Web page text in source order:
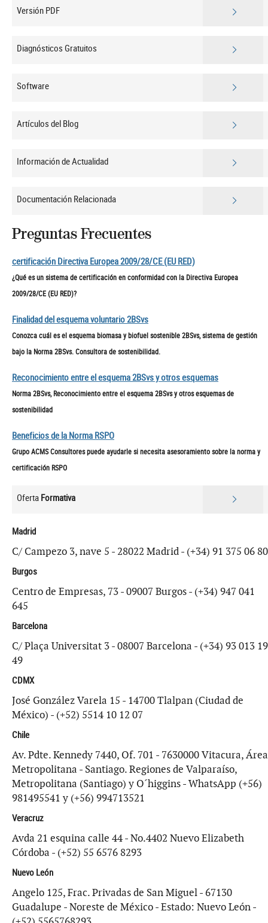
Versión PDF
Diagnósticos Gratuitos
Software
Artículos del Blog
Información de Actualidad
Documentación Relacionada
Preguntas Frecuentes
certificación Directiva Europea 2009/28/CE (EU RED)
¿Qué es un sistema de certificación en conformidad con la Directiva Europea
2009/28/CE (EU RED)?
Finalidad del esquema voluntario 2BSvs
Conozca cuál es el esquema biomasa y biofuel sostenible 2BSvs, sistema de gestión
bajo la Norma 2BSvs. Consultora de sostenibilidad.
Reconocimiento entre el esquema 2BSvs y otros esquemas
Norma 2BSvs, Reconocimiento entre el esquema 2BSvs y otros esquemas de
sostenibilidad
Beneficios de la Norma RSPO
Grupo ACMS Consultores puede ayudarle si necesita asesoramiento sobre la norma y
certificación RSPO
Oferta Formativa
Madrid
C/ Campezo 3, nave 5 - 28022 Madrid - (+34) 91 375 06 80
Burgos
Centro de Empresas, 73 - 09007 Burgos - (+34) 947 041
645
Barcelona
C/ Plaça Universitat 3 - 08007 Barcelona - (+34) 93 013 19
49
CDMX
José González Varela 15 - 14700 Tlalpan (Ciudad de
México) - (+52) 5514 10 12 07
Chile
Av. Pdte. Kennedy 7440, Of. 701 - 7630000 Vitacura, Área
Metropolitana - Santiago. Regiones de Valparaíso,
Metropolitana (Santiago) y O´higgins - WhatsApp (+56)
981495541 y (+56) 994713521
Veracruz
Avda 21 esquina calle 44 - No.4402 Nuevo Elizabeth
Córdoba - (+52) 55 6576 8293
Nuevo León
Angelo 125, Frac. Privadas de San Miguel - 67130
Guadalupe - Noreste de México - Estado: Nuevo León -